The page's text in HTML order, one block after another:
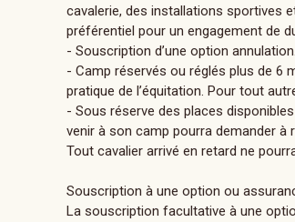
cavalerie, des installations sportives
préférentiel pour un engagement de
- Souscription d’une option annulation.
- Camp réservés ou réglés plus de 6
pratique de l’équitation. Pour tout
- Sous réserve des places
venir à son camp pourra demander à
Tout cavalier arrivé en retard ne
Souscription à une option ou
La souscription facultative à une